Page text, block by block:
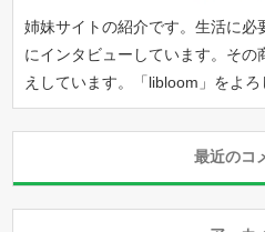
姉妹サイトの紹介です。生活に必
にインタビューしています。そ
えしています。「libloom 」をよろ
最近のコ